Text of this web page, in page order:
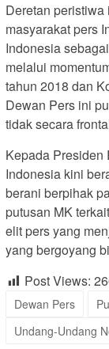
Deretan
masyarakat pers
Indonesia
melalui
tahun 2018 dan
Dewan Pers ini
tidak secara
Kepada Presiden
Indonesia kini
berani berpihak
putusan MK
elit pers yang
yang bergoyang
Post Views:
Dewan Pers
Undang-Undang